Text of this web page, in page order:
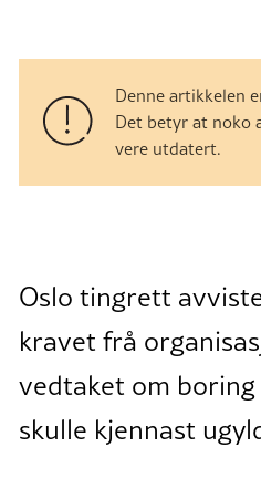
Denne artikkelen
Det betyr at noko
vere utdatert.
Oslo tingrett
kravet frå
vedtaket om
skulle kjennast